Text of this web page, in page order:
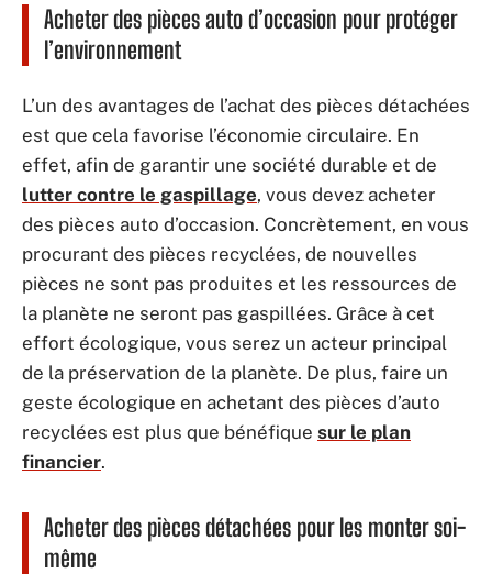
Acheter des pièces auto d’occasion pour protéger
l’environnement
L’un des avantages de l’achat des pièces détachées
est que cela favorise l’économie circulaire. En
effet, afin de garantir une société durable et de
lutter contre le gaspillage, vous devez acheter
des pièces auto d’occasion. Concrètement, en vous
procurant des pièces recyclées, de nouvelles
pièces ne sont pas produites et les ressources de
la planète ne seront pas gaspillées. Grâce à cet
effort écologique, vous serez un acteur principal
de la préservation de la planète. De plus, faire un
geste écologique en achetant des pièces d’auto
recyclées est plus que bénéfique sur le plan
financier.
Acheter des pièces détachées pour les monter soi-
même